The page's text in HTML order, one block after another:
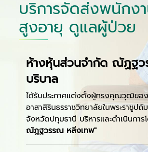
บริการจัดส่งพนักง
สูงอายุ ดูแลผู้ป่วย
ห้างหุ้นส่วนจำกัด ณัฏฐ
บริบาล
ได้รับประกาศแต่งตั้งผู้ทรงคุณวุฒิขอ
อาสาสิรินธรราชวิทยาลัยในพระราชูปถั
จังหวัดปทุมธานี บริหารและดำเนินการ
ณัฎฐวรรณ หลิ่งเทพ"